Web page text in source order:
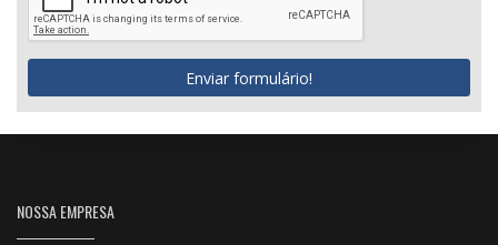
Enviar formulário!
NOSSA EMPRESA